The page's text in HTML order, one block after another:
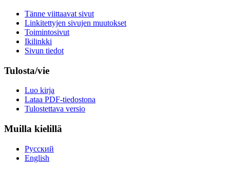
Tänne viittaavat sivut
Linkitettyjen sivujen muutokset
Toimintosivut
Ikilinkki
Sivun tiedot
Tulosta/vie
Luo kirja
Lataa PDF-tiedostona
Tulostettava versio
Muilla kielillä
Русский
English